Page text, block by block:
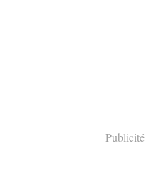
Publicité